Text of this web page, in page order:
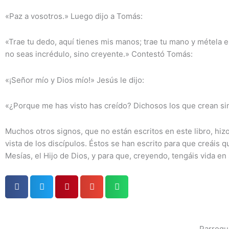
«Paz a vosotros.» Luego dijo a Tomás:
«Trae tu dedo, aquí tienes mis manos; trae tu mano y métela
no seas incrédulo, sino creyente.» Contestó Tomás:
«¡Señor mío y Dios mío!» Jesús le dijo:
«¿Porque me has visto has creído? Dichosos los que crean
Muchos otros signos, que no están escritos en este libro,
vista de los discípulos. Éstos se han escrito para que creáis
Mesías, el Hijo de Dios, y para que, creyendo, tengáis vida